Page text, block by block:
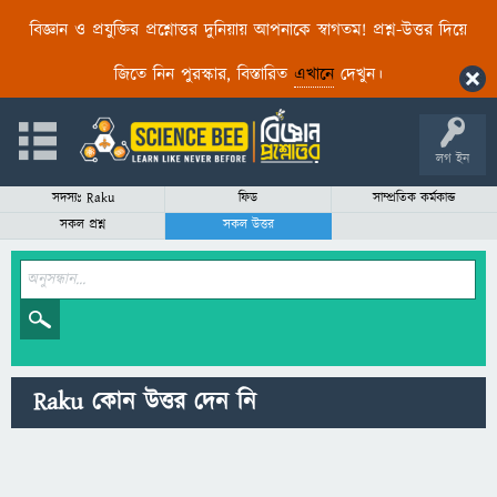
বিজ্ঞান ও প্রযুক্তির প্রশ্নোত্তর দুনিয়ায় আপনাকে স্বাগতম! প্রশ্ন-উত্তর দিয়ে
জিতে নিন পুরস্কার, বিস্তারিত এখানেদেখুন।
লগ ইন
সদস্যঃ Raku ফিড
সাম্প্রতিক কর্মকান্ড
সকল প্রশ্ন
সকল উত্তর
Raku কোন উত্তর দেন নি